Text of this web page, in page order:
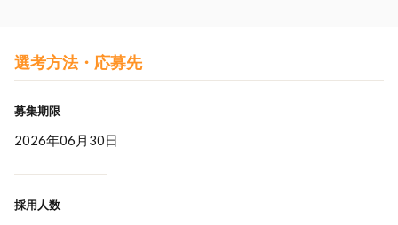
選考方法・応募先
募集期限
2026年06月30日
採用人数